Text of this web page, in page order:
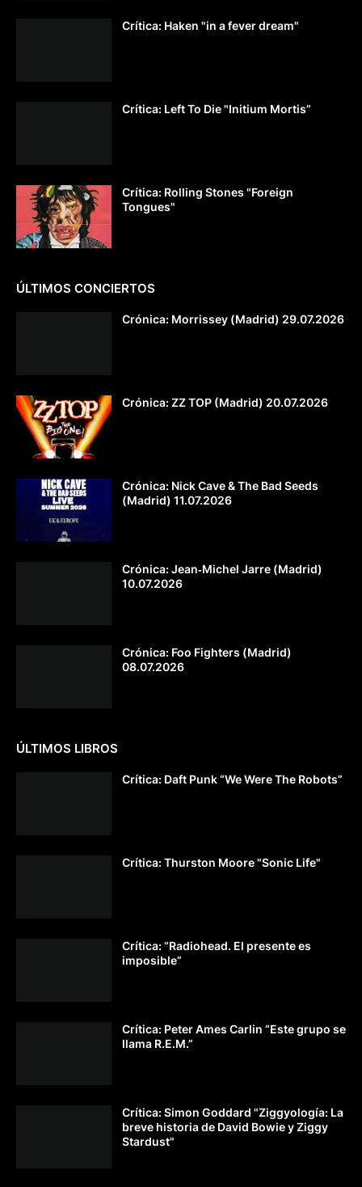
Crítica: Haken "in a fever dream"
Crítica: Left To Die "Initium Mortis”
Crítica: Rolling Stones "Foreign
Tongues"
ÚLTIMOS CONCIERTOS
Crónica: Morrissey (Madrid) 29.07.2026
Crónica: ZZ TOP (Madrid) 20.07.2026
Crónica: Nick Cave & The Bad Seeds
(Madrid) 11.07.2026
Crónica: Jean‐Michel Jarre (Madrid)
10.07.2026
Crónica: Foo Fighters (Madrid)
08.07.2026
ÚLTIMOS LIBROS
Crítica: Daft Punk “We Were The Robots”
Crítica: Thurston Moore "Sonic Life"
Crítica: “Radiohead. El presente es
imposible”
Crítica: Peter Ames Carlin “Este grupo se
llama R.E.M.”
Crítica: Simon Goddard "Ziggyología: La
breve historia de David Bowie y Ziggy
Stardust"